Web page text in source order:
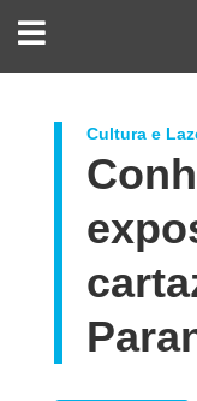
DO
Cultura e